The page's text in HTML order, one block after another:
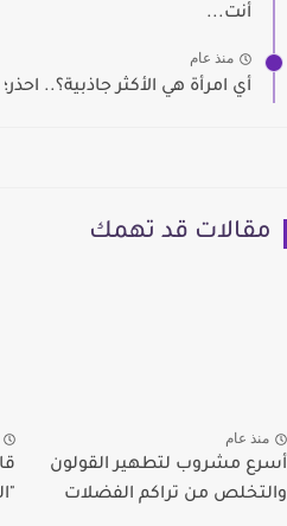
أنت...
منذ عام
أي امرأة هي الأكثر جاذبية؟..
مقالات قد تهمك
منذ عام
أسرع مشروب لتطهير القولون
والتخلص من تراكم الفضلات